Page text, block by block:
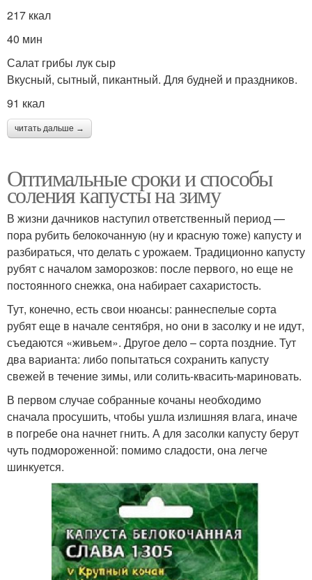
217 ккал
40 мин
Салат грибы лук сыр
Вкусный, сытный, пикантный. Для будней и праздников.
91 ккал
читать дальше →
Оптимальные сроки и способы
соления капусты на зиму
В жизни дачников наступил ответственный период —
пора рубить белокочанную (ну и красную тоже) капусту и
разбираться, что делать с урожаем. Традиционно капусту
рубят с началом заморозков: после первого, но еще не
постоянного снежка, она набирает сахаристость.
Тут, конечно, есть свои нюансы: раннеспелые сорта
рубят еще в начале сентября, но они в засолку и не идут,
съедаются «живьем». Другое дело – сорта поздние. Тут
два варианта: либо попытаться сохранить капусту
свежей в течение зимы, или солить-квасить-мариновать.
В первом случае собранные кочаны необходимо
сначала просушить, чтобы ушла излишняя влага, иначе
в погребе она начнет гнить. А для засолки капусту берут
чуть подмороженной: помимо сладости, она легче
шинкуется.